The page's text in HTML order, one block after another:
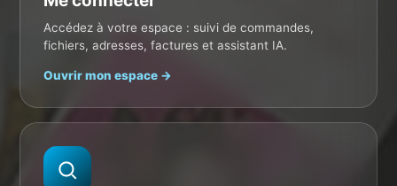
Accédez à votre espace : suivi de commandes,
fichiers, adresses, factures et assistant IA.
Ouvrir mon espace →
✨ ASSISTANT IA
Restaurant Salon Immobilier Promo